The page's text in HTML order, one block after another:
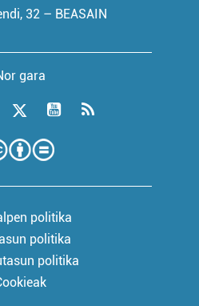
32 – BEASAIN
gara
politika
politika
politika